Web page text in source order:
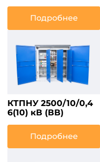
Подробнее
КТПНУ 2500/10/0,4
6(10) кВ (ВВ)
Подробнее